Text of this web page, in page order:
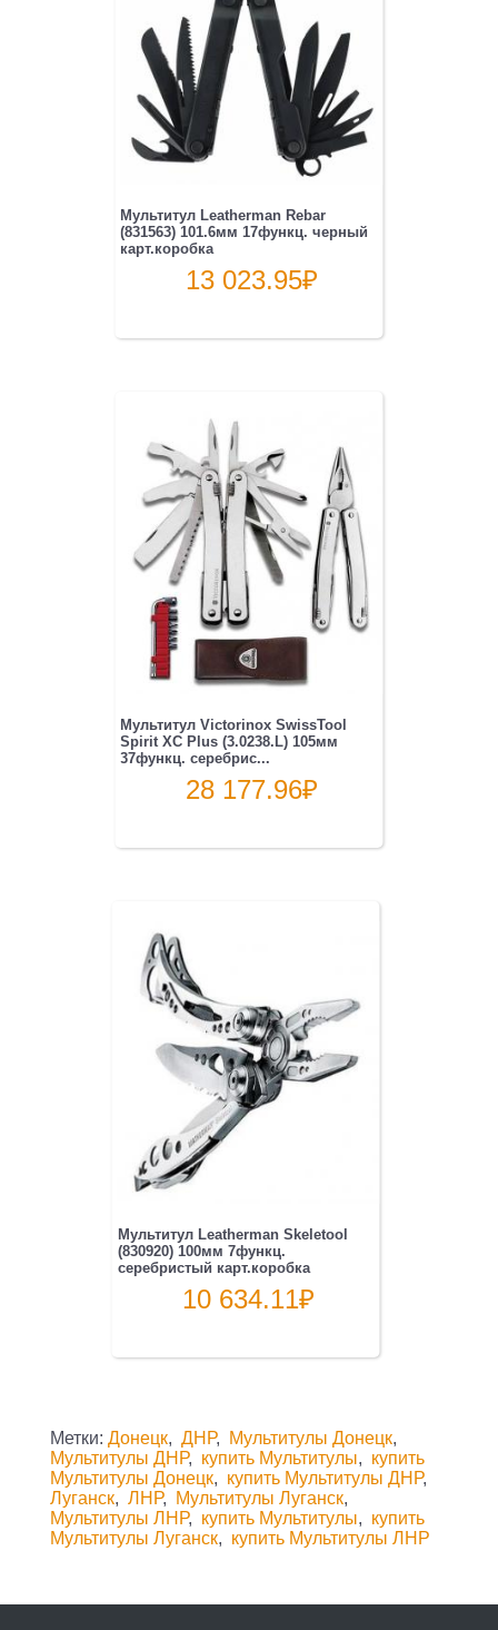
Мультитул Leatherman Rebar
(831563) 101.6мм 17функц. черный
карт.коробка
13 023.95₽
Мультитул Victorinox SwissTool
Spirit XC Plus (3.0238.L) 105мм
37функц. серебрис...
28 177.96₽
Мультитул Leatherman Skeletool
(830920) 100мм 7функц.
серебристый карт.коробка
10 634.11₽
Метки: Донецк, ДНР, Мультитулы Донецк,
Мультитулы ДНР, купить Мультитулы, купить
Мультитулы Донецк, купить Мультитулы ДНР,
Луганск, ЛНР, Мультитулы Луганск,
Мультитулы ЛНР, купить Мультитулы, купить
Мультитулы Луганск, купить Мультитулы ЛНР